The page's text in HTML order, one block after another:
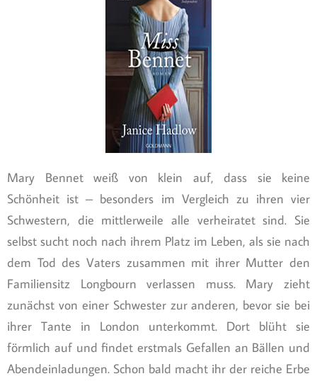
Mary Bennet weiß von klein auf, dass sie keine
Schönheit ist – besonders im Vergleich zu ihren vier
Schwestern, die mittlerweile alle verheiratet sind. Sie
selbst sucht noch nach ihrem Platz im Leben, als sie nach
dem Tod des Vaters zusammen mit ihrer Mutter den
Familiensitz Longbourn verlassen muss. Mary zieht
zunächst von einer Schwester zur anderen, bevor sie bei
ihrer Tante in London unterkommt. Dort blüht sie
förmlich auf und findet erstmals Gefallen an Bällen und
Abendeinladungen. Schon bald macht ihr der reiche Erbe